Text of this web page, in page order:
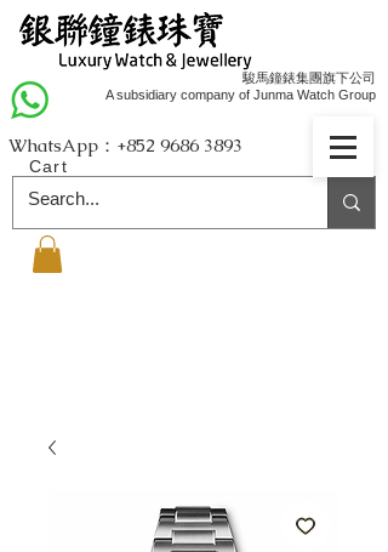
駿馬鐘錶集團旗下公司
A subsidiary company of Junma Watch Group
Cart
WhatsApp：+852 9686 3893